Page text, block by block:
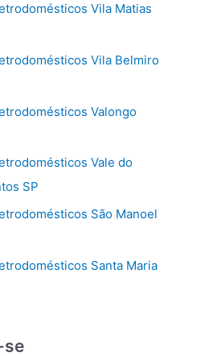
Vila Matias
Vila Belmiro
Valongo
Vale do
SP
São Manoel
Santa Maria
se